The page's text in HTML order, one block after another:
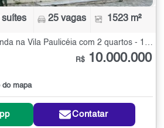
suítes 25 vagas 1523 m²
do mapa
R$ 10.000.000
Contatar